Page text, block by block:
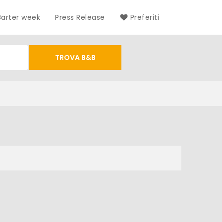
week Press Release Preferiti